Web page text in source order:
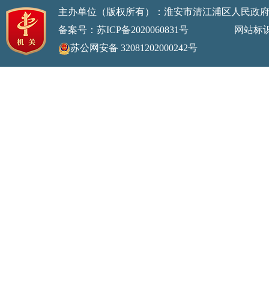
主办单位（版权所有）：淮安市清江浦区人民
备案号：苏ICP备2020060831号
网站标识码
苏公网安备 32081202000242号